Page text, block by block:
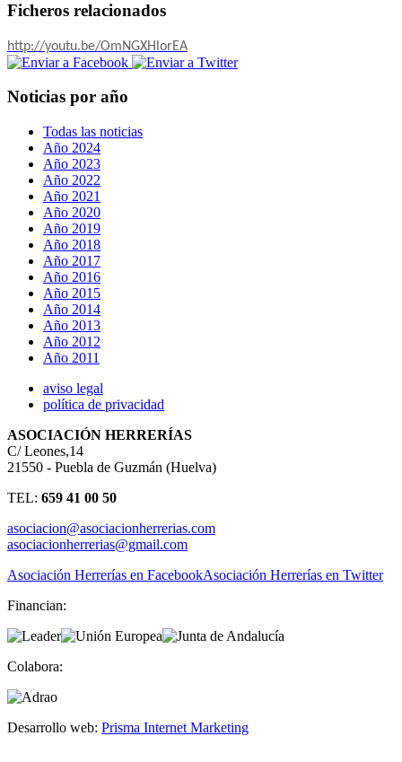
Ficheros relacionados
http://youtu.be/OmNGXHlorEA
Noticias por año
Todas las noticias
Año 2024
Año 2023
Año 2022
Año 2021
Año 2020
Año 2019
Año 2018
Año 2017
Año 2016
Año 2015
Año 2014
Año 2013
Año 2012
Año 2011
aviso legal
política de privacidad
ASOCIACIÓN HERRERÍAS
C/ Leones,14
21550 - Puebla de Guzmán (Huelva)
TEL: 659 41 00 50
asociacion@asociacionherrerias.com
asociacionherrerias@gmail.com
Asociación Herrerías en FacebookAsociación Herrerías en Twitter
Financian:
Colabora:
Desarrollo web: Prisma Internet Marketing